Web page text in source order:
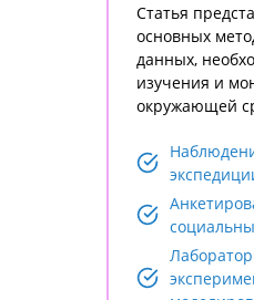
Статья
основных
данных,
изучения и
окружающей